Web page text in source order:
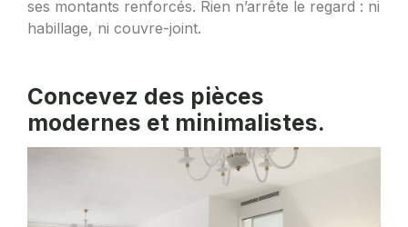
ses montants renforcés. Rien n’arrête le regard : ni
habillage, ni couvre-joint.
Concevez des pièces
modernes et minimalistes.